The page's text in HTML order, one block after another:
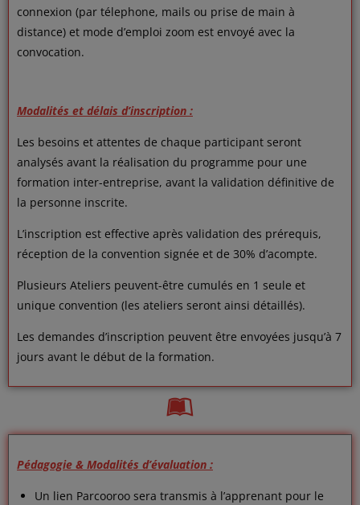
connexion (par télephone, mails ou prise de main à
distance) et mode d’emploi zoom est envoyé avec la
convocation.
Modalités et délais d’inscription :
Les besoins et attentes de chaque participant seront
analysés avant la réalisation du programme pour une
formation inter-entreprise, avant la validation définitive de
la personne inscrite.
L’inscription est effective après validation des prérequis,
réception de la convention signée et de 30% d’acompte.
Plusieurs Ateliers peuvent-être cumulés en 1 seule et
unique convention (les ateliers seront ainsi détaillés).
Les demandes d’inscription peuvent être envoyées jusqu’à 7
jours avant le début de la formation.
Pédagogie & Modalités d’évaluation :
Un lien Parcooroo sera transmis à l’apprenant pour le